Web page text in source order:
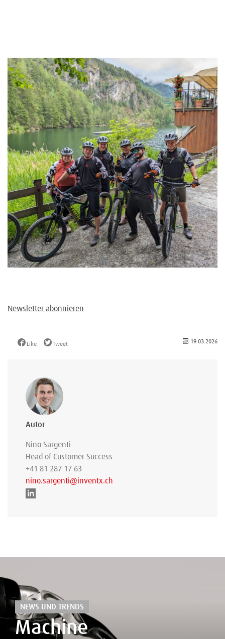
Newsletter abonnieren
Like Tweet 19.03.2026
Autor
Nino Sargenti
Head of Customer Success
+41 81 287 17 63
nino.sargenti@inventx.ch
NEWS UND TRENDS
Machine